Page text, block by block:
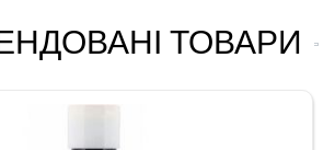
ТОВАРИ